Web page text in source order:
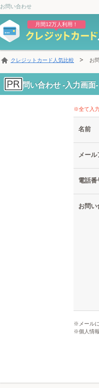
お問い合わせ
月間12万人利用！
クレジットカード人気比較 お
お問い合わせ -入力画面-
※全て入力
名前
メール
電話番
お問い
※メール
※個人情